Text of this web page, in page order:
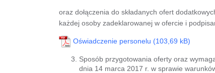
oraz dołączenia do składanych ofert
każdej osoby zadeklarowanej w ofercie i
Oświadczenie personelu
Sposób przygotowania oferty oraz
dnia 14 marca 2017 r. w sprawie